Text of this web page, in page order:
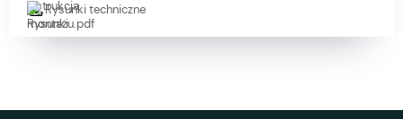
Rysunki techniczne